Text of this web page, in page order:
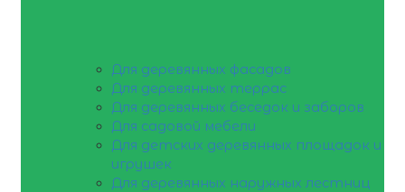
Для деревянных фасадов
Для деревянных террас
Для деревянных беседок и заборов
Для садовой мебели
Для детских деревянных площадок и
игрушек
Для деревянных наружных лестниц